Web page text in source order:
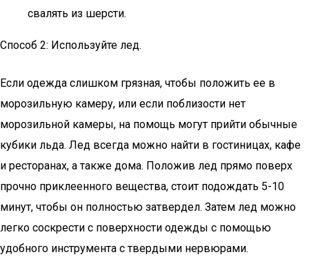
свалять из шерсти.
Способ 2: Используйте лед.
Если одежда слишком грязная, чтобы положить ее в
морозильную камеру, или если поблизости нет
морозильной камеры, на помощь могут прийти обычные
кубики льда. Лед всегда можно найти в гостиницах, кафе
и ресторанах, а также дома. Положив лед прямо поверх
прочно приклеенного вещества, стоит подождать 5-10
минут, чтобы он полностью затвердел. Затем лед можно
легко соскрести с поверхности одежды с помощью
удобного инструмента с твердыми нервюрами.